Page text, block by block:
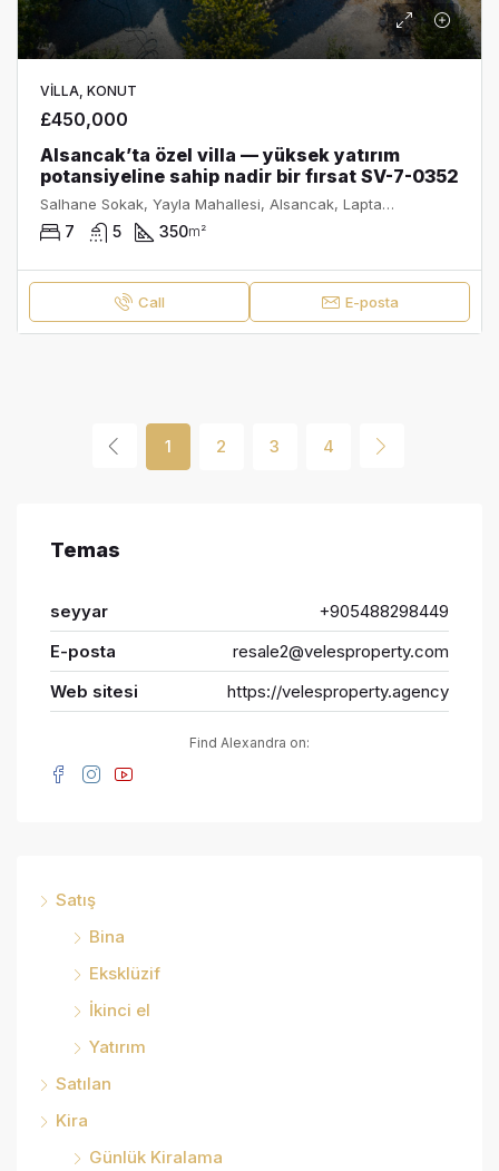
VILLA, KONUT
£450,000
Alsancak’ta özel villa — yüksek yatırım
potansiyeline sahip nadir bir fırsat SV-7-0352
Salhane Sokak, Yayla Mahallesi, Alsancak, Lapta-Alsancak-Çamlıbel Belediyesi, Girne ilçesi, Kuzey Kıbrıs, 99350, Κύπρος - Kıbrıs
7 5 350m²
Call E-posta
1 2 3 4
Temas
seyyar
+905488298449
E-posta
resale2@velesproperty.com
Web sitesi
https://velesproperty.agency
Find Alexandra on:
Satış
Bina
Eksklüzif
İkinci el
Yatırım
Satılan
Kira
Günlük Kiralama